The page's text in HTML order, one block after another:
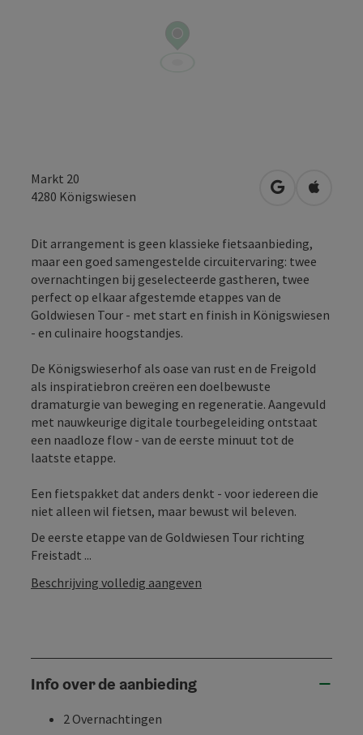
Markt 20
4280 Königswiesen Openen in
Dit arrangement is geen klassieke fietsaanbieding,
maar een goed samengestelde circuitervaring: twee
overnachtingen bij geselecteerde gastheren, twee
perfect op elkaar afgestemde etappes van de
Goldwiesen Tour - met start en finish in Königswiesen
- en culinaire hoogstandjes.
De Königswieserhof als oase van rust en de Freigold
als inspiratiebron creëren een doelbewuste
dramaturgie van beweging en regeneratie. Aangevuld
met nauwkeurige digitale tourbegeleiding ontstaat
een naadloze flow - van de eerste minuut tot de
laatste etappe.
Een fietspakket dat anders denkt - voor iedereen die
niet alleen wil fietsen, maar bewust wil beleven.
De eerste etappe van de Goldwiesen Tour richting
Freistadt ...
Beschrijving volledig aangeven
Info over de aanbieding
2 Overnachtingen